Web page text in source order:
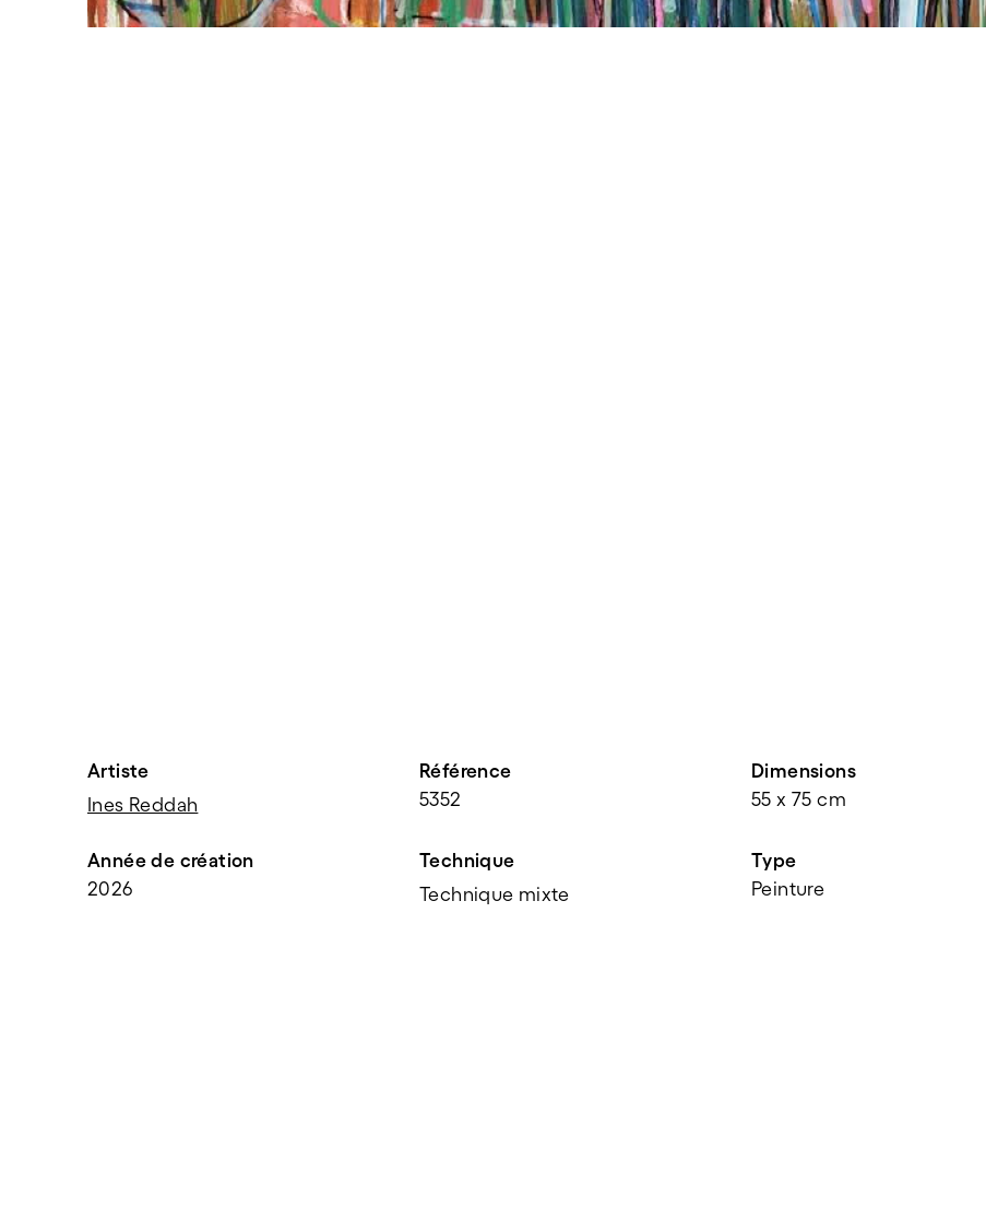
Artiste
Ines Reddah
Référence
5352
Dimensions
55 x 75 cm
Année de création
2026
Technique
Technique mixte
Type
Peinture